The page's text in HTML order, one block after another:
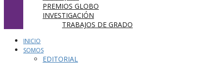
PREMIOS GLOBO
INVESTIGACIÓN
TRABAJOS DE GRADO
INICIO
SOMOS
EDITORIAL